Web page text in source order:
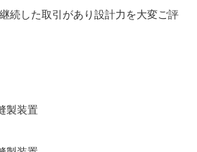
続した取引があり設計力を大変ご評
製装置